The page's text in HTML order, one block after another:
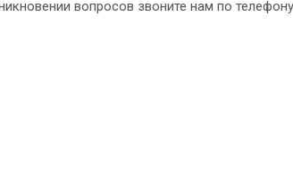
вопросов звоните нам по